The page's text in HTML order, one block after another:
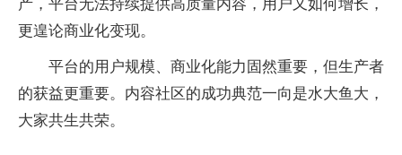
产，平台无法持续提供高质量内容，用户又如何增长，
更遑论商业化变现。
平台的用户规模、商业化能力固然重要，但生产者
的获益更重要。内容社区的成功典范一向是水大鱼大，
大家共生共荣。